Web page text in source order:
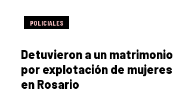
POLICIALES
Detuvieron a un matrimonio
por explotación de mujeres
en Rosario